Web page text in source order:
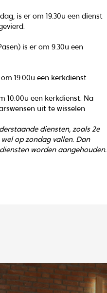
is er om 19.30u een dienst
is er om 9.30u een
om 19.00u een kerkdienst
10.00u een kerkdienst. Na
uit te wisselen
diensten, zoals 2e
op zondag vallen. Dan
worden aangehouden.